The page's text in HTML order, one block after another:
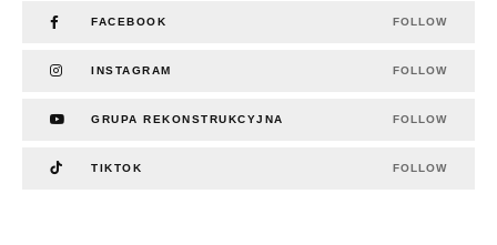
FACEBOOK FOLLOW
INSTAGRAM FOLLOW
GRUPA REKONSTRUKCYJNA FOLLOW
TIKTOK FOLLOW